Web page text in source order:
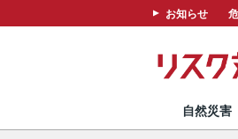
お知らせ
自然災害